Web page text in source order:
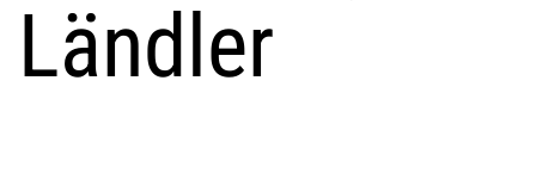
Ländler